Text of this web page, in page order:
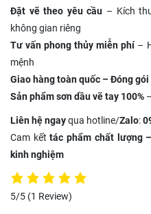
Đặt vẽ theo yêu cầu – Kích
không gian riêng
Tư vấn phong thủy miễn phí–
mệnh
Giao hàng toàn quốc – Đóng
Sản phẩm sơn dầu vẽ tay 100%
Liên hệ ngayqua hotline/Zalo:
Cam kếttác phẩm chất lượng
kinh nghiệm
5/5 (1 Review)